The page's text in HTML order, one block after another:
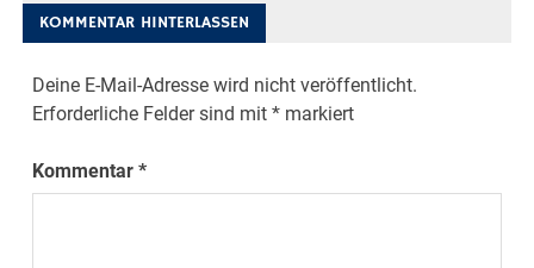
KOMMENTAR HINTERLASSEN
Deine E-Mail-Adresse wird nicht veröffentlicht.
Erforderliche Felder sind mit* markiert
Kommentar*